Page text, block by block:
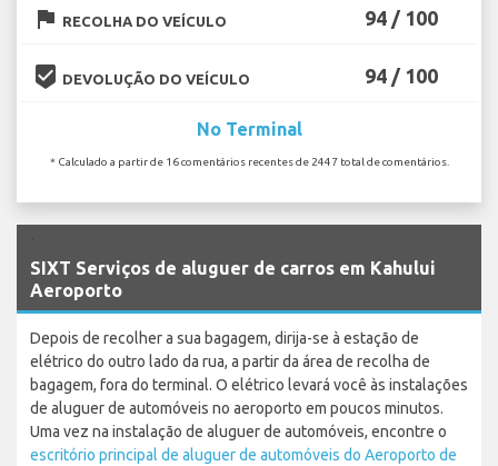
flag RECOLHA DO VEÍCULO 94 / 100
beenhere DEVOLUÇÃO DO VEÍCULO 94 / 100
No Terminal
* Calculado a partir de 16 comentários recentes de 2447 total de comentários.
SIXT Serviços de aluguer de carros em Kahului
Aeroporto
Depois de recolher a sua bagagem, dirija-se à estação de
elétrico do outro lado da rua, a partir da área de recolha de
bagagem, fora do terminal. O elétrico levará você às instalações
de aluguer de automóveis no aeroporto em poucos minutos.
Uma vez na instalação de aluguer de automóveis, encontre o
escritório principal de aluguer de automóveis do Aeroporto de